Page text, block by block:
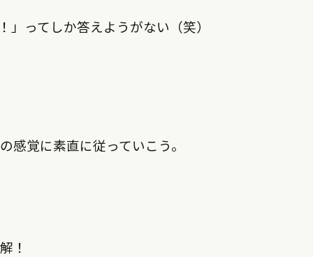
ってしか答えようがない（笑）
感覚に素直に従っていこう。
！